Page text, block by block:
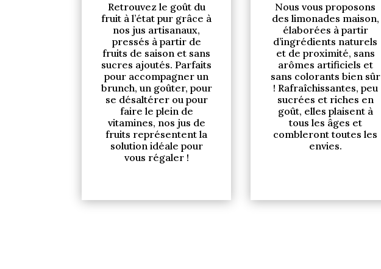
Retrouvez le goût du
fruit à l’état pur grâce à
nos jus artisanaux,
pressés à partir de
fruits de saison et sans
sucres ajoutés. Parfaits
pour accompagner un
brunch, un goûter, pour
se désaltérer ou pour
faire le plein de
vitamines, nos jus de
fruits représentent la
solution idéale pour
vous régaler !
Nous vous proposons
des limonades maison,
élaborées à partir
d’ingrédients naturels
et de proximité, sans
arômes artificiels et
sans colorants bien sûr
! Rafraîchissantes, peu
sucrées et riches en
goût, elles plaisent à
tous les âges et
combleront toutes les
envies.